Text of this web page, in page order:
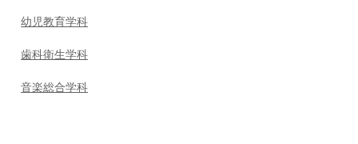
幼児教育学科
歯科衛生学科
音楽総合学科